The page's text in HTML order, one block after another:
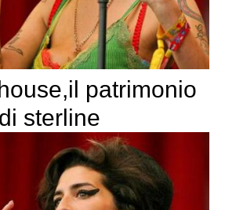
patrimonio
sterline